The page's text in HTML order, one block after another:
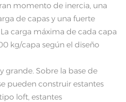
momento de inercia, una
de capas y una fuerte
carga máxima de cada capa
kg/capa según el diseño
grande. Sobre la base de
pueden construir estantes
loft, estantes